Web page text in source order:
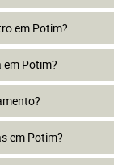
em Potim?
em Potim?
em Potim?